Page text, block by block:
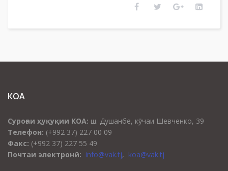
КОА
Суроғаи ҳуқуқии КОА: ш. Душанбе, кӯчаи Шевченко, 39
Телефон: (+992 37) 227 00 09
Факс: (+992 37) 227 55 49
Почтаи электронӣ: info@vak.tj, koa@vak.tj